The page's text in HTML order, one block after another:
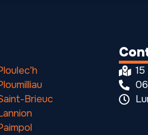
Brieuc